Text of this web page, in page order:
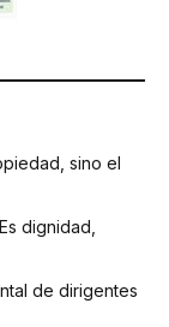
sino el
dignidad,
de dirigentes